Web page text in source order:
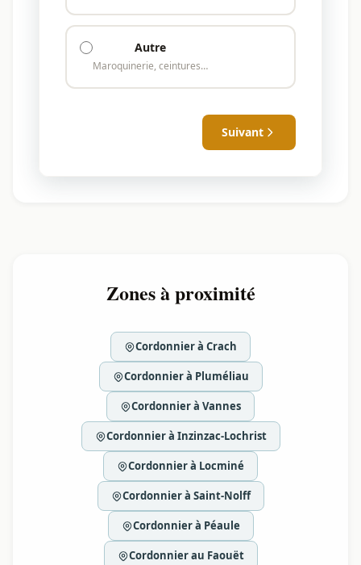
Autre
Maroquinerie, ceintures…
Suivant
Zones à proximité
Cordonnier à Crach
Cordonnier à Pluméliau
Cordonnier à Vannes
Cordonnier à Inzinzac-Lochrist
Cordonnier à Locminé
Cordonnier à Saint-Nolff
Cordonnier à Péaule
Cordonnier au Faouët